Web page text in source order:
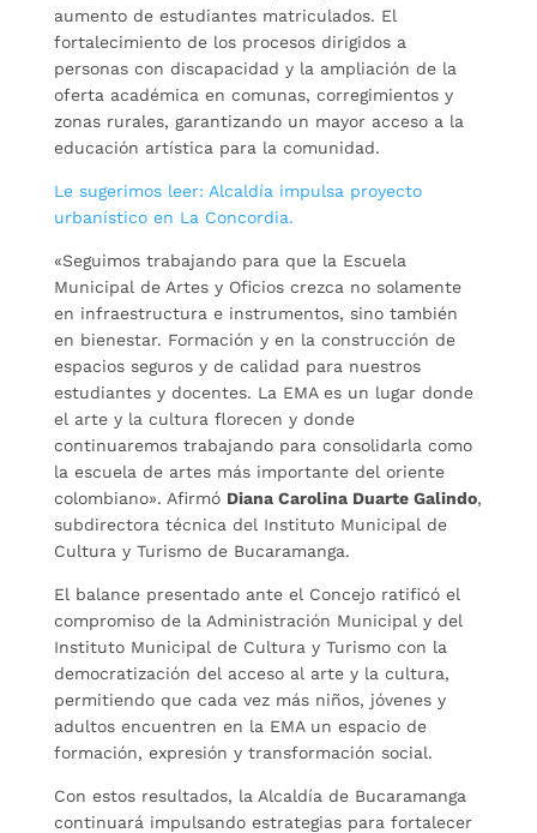
aumento de estudiantes matriculados. El
fortalecimiento de los procesos dirigidos a
personas con discapacidad y la ampliación de la
oferta académica en comunas, corregimientos y
zonas rurales, garantizando un mayor acceso a la
educación artística para la comunidad.
Le sugerimos leer: Alcaldía impulsa proyecto
urbanístico en La Concordia.
«Seguimos trabajando para que la Escuela
Municipal de Artes y Oficios crezca no solamente
en infraestructura e instrumentos, sino también
en bienestar. Formación y en la construcción de
espacios seguros y de calidad para nuestros
estudiantes y docentes. La EMA es un lugar donde
el arte y la cultura florecen y donde
continuaremos trabajando para consolidarla como
la escuela de artes más importante del oriente
colombiano». Afirmó Diana Carolina Duarte Galindo,
subdirectora técnica del Instituto Municipal de
Cultura y Turismo de Bucaramanga.
El balance presentado ante el Concejo ratificó el
compromiso de la Administración Municipal y del
Instituto Municipal de Cultura y Turismo con la
democratización del acceso al arte y la cultura,
permitiendo que cada vez más niños, jóvenes y
adultos encuentren en la EMA un espacio de
formación, expresión y transformación social.
Con estos resultados, la Alcaldía de Bucaramanga
continuará impulsando estrategias para fortalecer